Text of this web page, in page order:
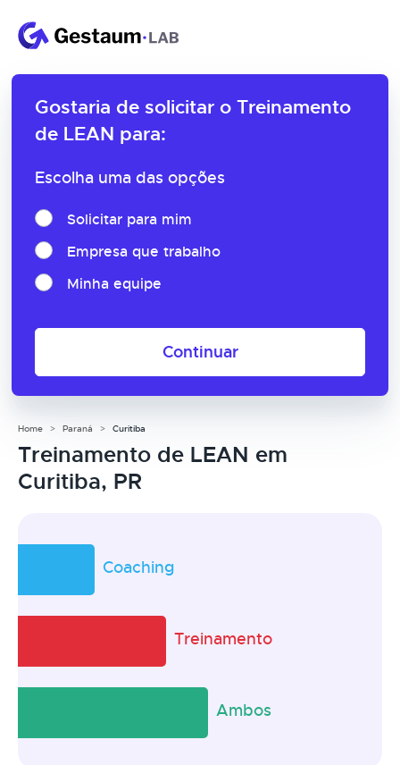
Gostaria de solicitar o Treinamento
de LEAN para:
Escolha uma das opções
Solicitar para mim
Empresa que trabalho
Minha equipe
Continuar
Home Paraná Curitiba
Treinamento de LEAN em
Curitiba, PR